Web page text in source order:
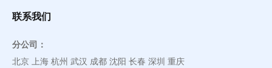
联系我们
分公司：
北京 上海 杭州 武汉 成都 沈阳 长春 深圳 重庆